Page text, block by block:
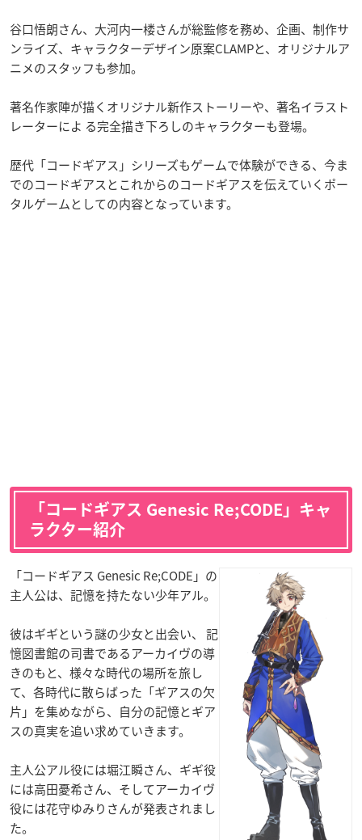
谷口悟朗さん、大河内一楼さんが総監修を務め、企画、制作サ
ンライズ、キャラクターデザイン原案CLAMPと、オリジナルア
ニメのスタッフも参加。
著名作家陣が描くオリジナル新作ストーリーや、著名イラスト
レーターによ る完全描き下ろしのキャラクターも登場。
歴代「コードギアス」シリーズもゲームで体験ができる、今ま
でのコードギアスとこれからのコードギアスを伝えていくポー
タルゲームとしての内容となっています。
「コードギアス Genesic Re;CODE」キャ
ラクター紹介
「コードギアス Genesic Re;CODE」の
主人公は、記憶を持たない少年アル。
彼はギギという謎の少女と出会い、 記
憶図書館の司書であるアーカイヴの導
きのもと、様々な時代の場所を旅し
て、各時代に散らばった「ギアスの欠
片」を集めながら、自分の記憶とギア
スの真実を追い求めていきます。
主人公アル役には堀江瞬さん、ギギ役
には高田憂希さん、そしてアーカイヴ
役には花守ゆみりさんが発表されまし
た。